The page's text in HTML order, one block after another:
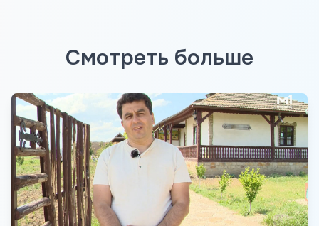
Смотреть больше